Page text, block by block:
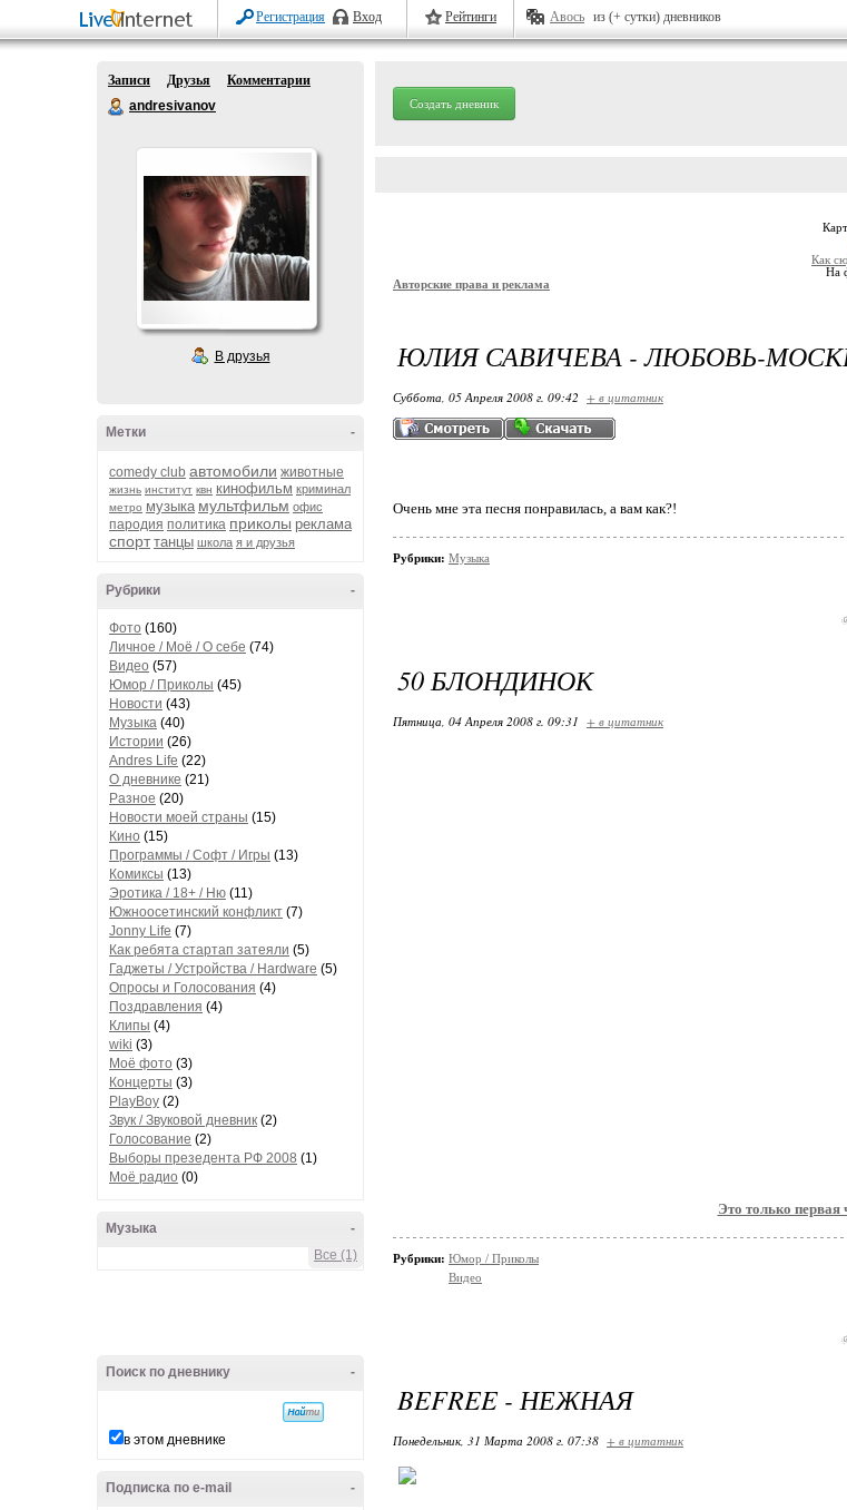
Регистрация Вход Рейтинги Авось из (+ сутки) дневников
Записи Друзья
Комментарии
andresivanov
В друзья
-
Метки
comedy club автомобили животные
жизнь институт квн кинофильм криминал
метро музыка мультфильм офис
пародия политика приколы реклама
спорт танцы школа я и друзья
-
Рубрики
Фото (160)
Личное / Моё / О себе (74)
Видео (57)
Юмор / Приколы (45)
Новости (43)
Музыка (40)
Истории (26)
Andres Life (22)
О дневнике (21)
Разное (20)
Новости моей страны (15)
Кино (15)
Программы / Софт / Игры (13)
Комиксы (13)
Эротика / 18+ / Ню (11)
Южноосетинский конфликт (7)
Jonny Life (7)
Как ребята стартап затеяли (5)
Гаджеты / Устройства / Hardware (5)
Опросы и Голосования (4)
Поздравления (4)
Клипы (4)
wiki (3)
Моё фото (3)
Концерты (3)
PlayBoy (2)
Звук / Звуковой дневник (2)
Голосование (2)
Выборы презедента РФ 2008 (1)
Моё радио (0)
-
Музыка
Все (1)
-
Поиск по дневнику
в этом дневнике
-
Подписка по e-mail
Создать дневник
Как
На
Авторские права и реклама
ЮЛИЯ САВИЧЕВА - ЛЮБОВЬ-
Суббота, 05 Апреля 2008 г. 09:42 + в цитатник
Очень мне эта песня понравилась, а вам как?!
Рубрики: Музыка
50 БЛОНДИНОК
Пятница, 04 Апреля 2008 г. 09:31 + в цитатник
Это только первая
Рубрики: Юмор / Приколы
Видео
BEFREE - НЕЖНАЯ
Понедельник, 31 Марта 2008 г. 07:38 + в цитатник